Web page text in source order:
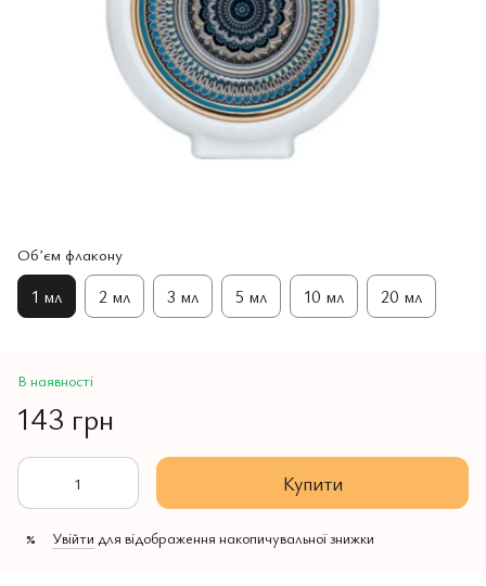
Обʼєм флакону
1 мл 2 мл 3 мл 5 мл 10 мл 20 мл
В наявності
143 грн
Купити
% Увійти для відображення накопичувальної знижки